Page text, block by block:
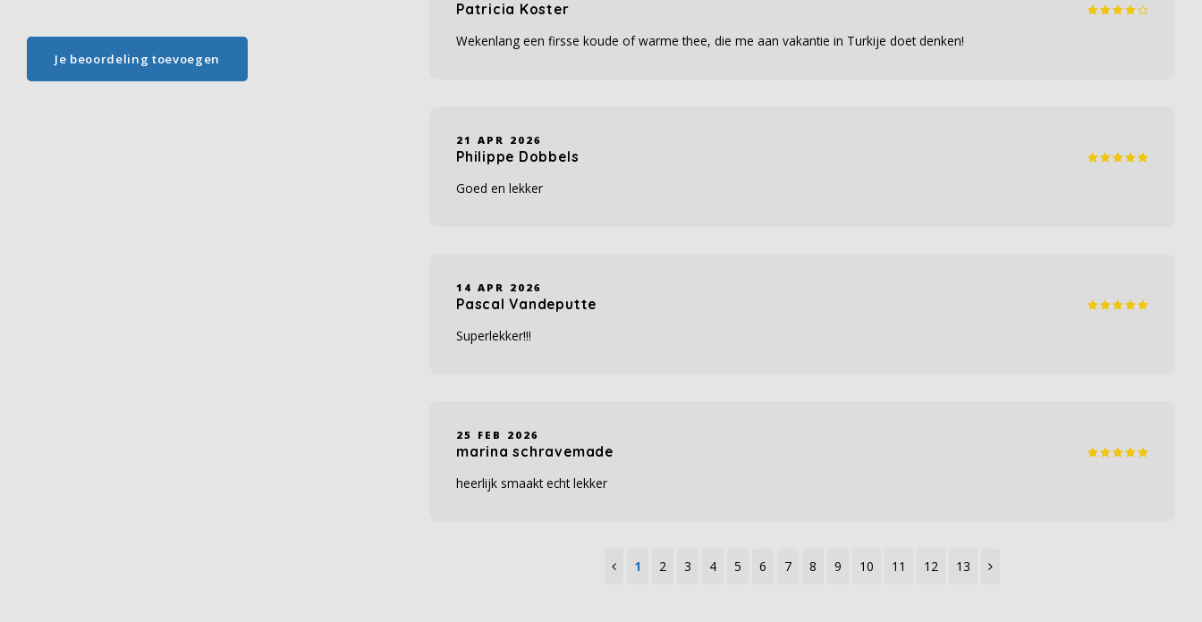
Je beoordeling toevoegen
Patricia Koster
Wekenlang een firsse koude of warme thee, die me aan vakantie in Turkije doet denken!
21 APR 2026
Philippe Dobbels
Goed en lekker
14 APR 2026
Pascal Vandeputte
Superlekker!!!
25 FEB 2026
marina schravemade
heerlijk smaakt echt lekker
1 2 3 4 5 6 7 8 9 10 11 12 13